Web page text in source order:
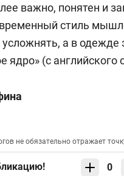
важно, понятен и
стиль
а в одежде
ядро» (с английского
не обязательно отражает
0